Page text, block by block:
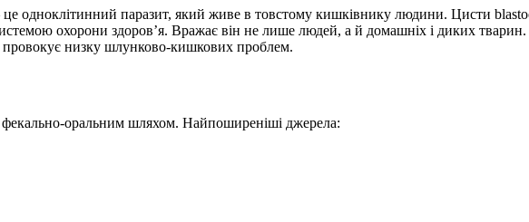
одноклітинний паразит, який живе в товстому кишківнику людини. Цисти
охорони здоров’я. Вражає він не лише людей, а й домашніх і диких тварин.
низку шлунково-кишкових проблем.
фекально-оральним шляхом. Найпоширеніші джерела: